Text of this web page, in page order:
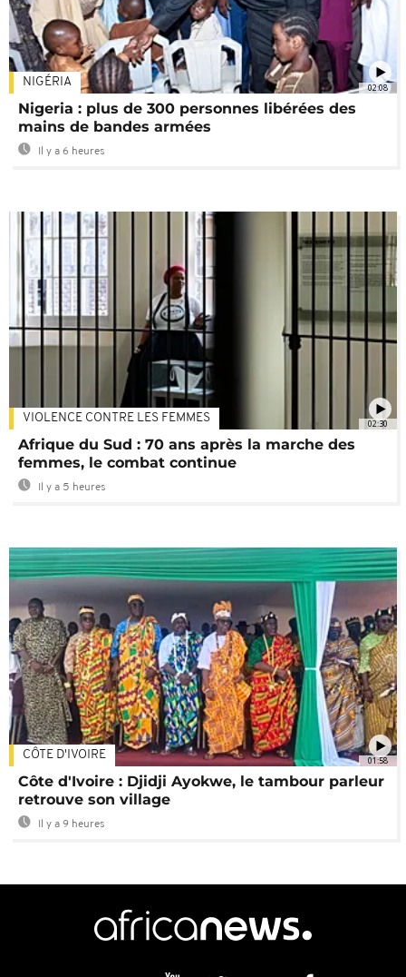
02:08
NIGÉRIA
Nigeria : plus de 300 personnes libérées des
mains de bandes armées
Il y a 6 heures
02:30
VIOLENCE CONTRE LES FEMMES
Afrique du Sud : 70 ans après la marche des
femmes, le combat continue
Il y a 5 heures
01:58
CÔTE D'IVOIRE
Côte d'Ivoire : Djidji Ayokwe, le tambour parleur
retrouve son village
Il y a 9 heures